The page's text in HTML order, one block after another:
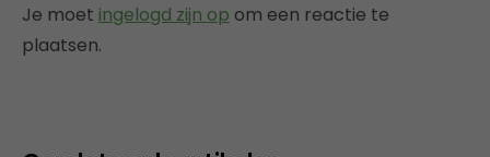
Je moet ingelogd zijn op om een reactie te
plaatsen.